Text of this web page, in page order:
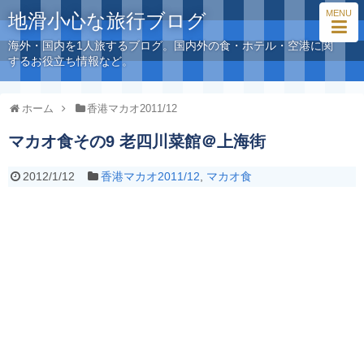
MENU
地滑小心な旅行ブログ
海外・国内を1人旅するブログ。国内外の食・ホテル・空港に関
するお役立ち情報など。
ホーム 香港マカオ2011/12
マカオ食その9 老四川菜館＠上海街
2012/1/12 香港マカオ2011/12 マカオ食